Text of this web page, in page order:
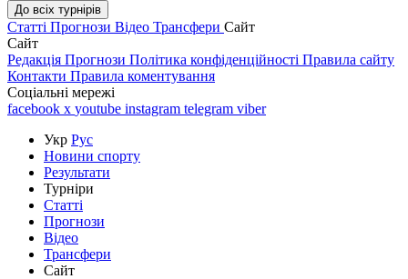
До всіх турнірів
Статті Прогнози Відео Трансфери Сайт
Сайт
Редакція Прогнози Політика конфіденційності Правила сайту
Контакти Правила коментування
Соціальні мережі
facebook x youtube instagram telegram viber
Укр Рус
Новини спорту
Результати
Турніри
Статті
Прогнози
Відео
Трансфери
Сайт